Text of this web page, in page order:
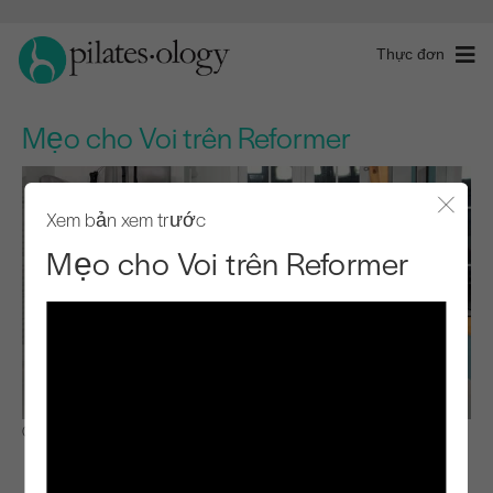
Thực đơn
Mẹo cho Voi trên Reformer
Xem bản xem trước
Mẹo cho Voi trên Reformer
Quan sát & Học hỏi